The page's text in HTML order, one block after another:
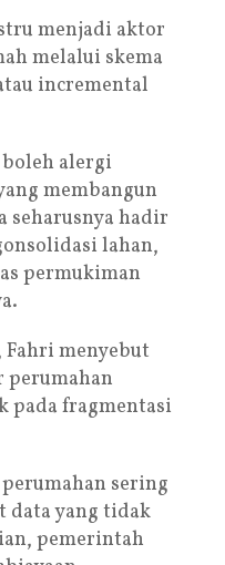
menjadi aktor
melalui skema
incremental
alergi
membangun
seharusnya hadir
lahan,
permukiman
menyebut
perumahan
pada fragmentasi
sering
data yang tidak
pemerintah